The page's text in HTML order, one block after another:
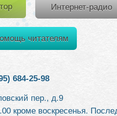
Интернет-радио
читателям
684-25-98
пер., д.9
кроме воскресенья.